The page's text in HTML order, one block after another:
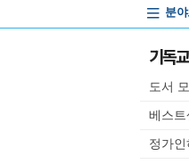
분야
기독
도서
베스트
정가